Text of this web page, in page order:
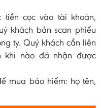
cọc vào tài khoản,
khách bản scan phiếu
ty. Quý khách cần liên
khi nào đã nhận được
mua bảo hiểm: họ tên,